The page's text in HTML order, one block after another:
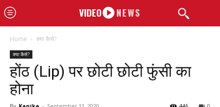
VIDEO NEWS
Home क्या कैसे?
क्या कैसे?
होंठ (Lip) पर छोटी छोटी फुंसी का
होना